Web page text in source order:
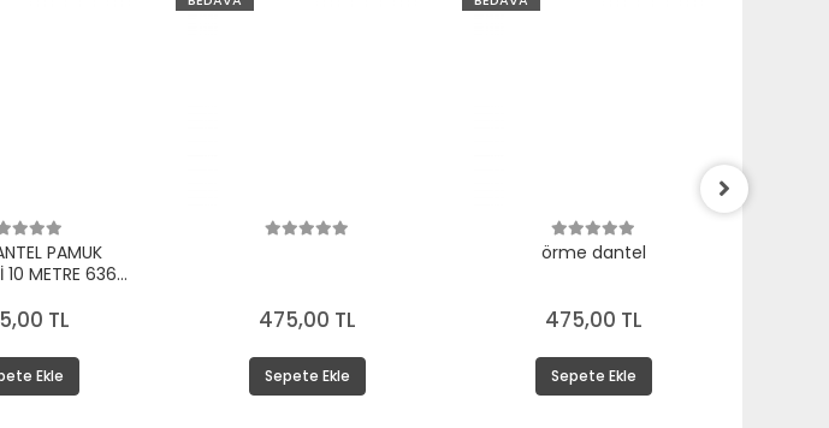
PAMUK
10 METRE 636
TL
Ekle
475,00 TL
Sepete Ekle
örme dantel
475,00 TL
Sepete Ekle